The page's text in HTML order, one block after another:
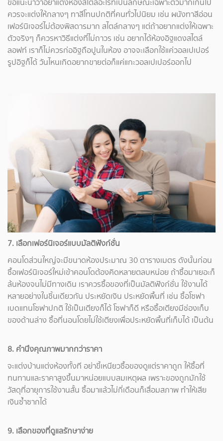
ควรจะแต่งให้กลางๆ ทาสีโทนปกติที่คนทั่วไปนิยม เช่น ผนังทาสีอ่อน
เฟอร์นิเจอร์ไม่ต้องพิสดารมาก สไตล์กลางๆ แต่ถ้าอยากแต่งให้เฉพาะ
ตัวจริงๆ ก็ควรหาวิธีแต่งที่ไม่ถาวร เช่น อยากได้ห้องอิฐแดงสไตล์
ลอฟท์ เราก็ไม่ควรก่ออิฐถือปูนในห้อง อาจจะเลือกใช้แค่วอลเปเปอร์
รูปอิฐก็ได้ วันไหนเกิดอยากขายต่อก็แค่แกะวอลเปเปอร์ออกไป
7. เลือกเฟอร์นิเจอร์แบบมัลติฟังก์ชั่น
คอนโดส่วนใหญ่จะมีขนาดห้องประมาณ 30 ตารางเมตร ดังนั้นก่อน
ซื้อเฟอร์นิเจอร์ใหม่เข้าคอนโดต้องคิดหลายตลบหน่อย ถ้าซื้อมาเยอะก็
ล้นห้องจนไม่มีทางเดิน เราควรซื้อของที่เป็นมัลติฟังก์ชั่น ใช้งานได้
หลายอย่างในชิ้นเดียวกัน ประหยัดเงิน ประหยัดพื้นที่ เช่น ซื้อโซฟา
เบดแทนโซฟาปกติ ใช้เป็นเตียงก็ได้ โซฟาก็ดี หรือซื้อเตียงมีช่องเก็บ
ของด้านล่าง ซื้อที่นอนโดยไม่ใช้เตียงเพื่อประหยัดพื้นที่เก็บได้ เป็นต้น
8. คำนึงคุณภาพมากกว่าราคา
จะแต่งบ้านแต่งห้องทั้งที อย่าขี้เหนียวซื้อของดูแต่ราคาถูก ให้ซื้อที่
ทนทานและราคาสูงขึ้นมาหน่อยแบบสมเหตุผล เพราะของถูกมักใช้
วัสดุที่อายุการใช้งานสั้น ซื้อมาแล้วไม่กี่เดือนก็เสื่อมสภาพ ทำให้เสีย
เงินซ้ำซากได้
9. เลือกของที่ดูแลรักษาง่าย